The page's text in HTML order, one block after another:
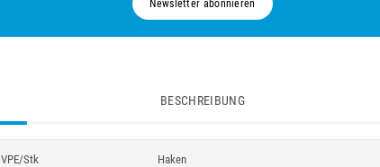
Newsletter abonnieren
BESCHREIBUNG
VPE/Stk Haken